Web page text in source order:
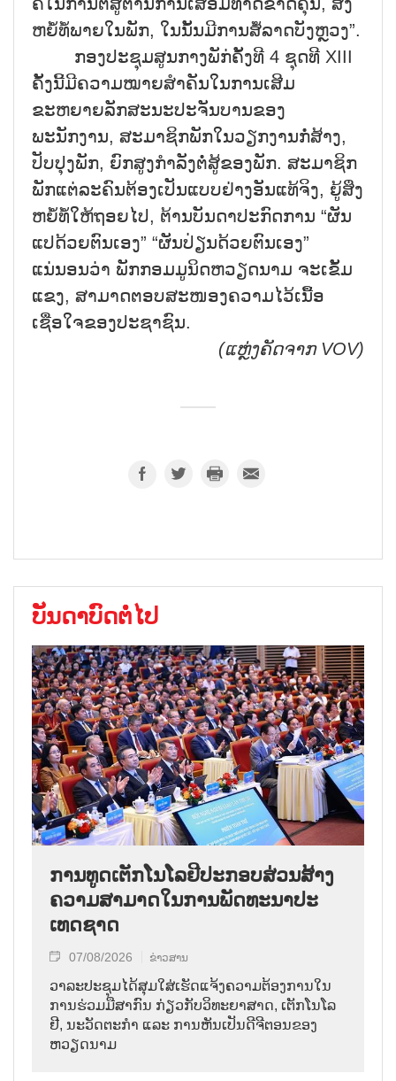
ຄືໃນການຕໍ່ສູ້ຕ້ານການເສື່ອມທາດຂາດຄຸນ, ສິ່ງ
ຫຍໍ້ທໍ້ພາຍໃນພັກ, ໃນນັ້ນມີການສໍ້ລາດບັງຫຼວງ”.
ກອງປະຊຸມສູນກາງພັກ່ຄັ້ງທີ 4 ຊຸດທີ XIII
ຄັ້ງນີ້ມີຄວາມໝາຍສຳຄັນໃນການເສີມ
ຂະຫຍາຍລັກສະນະປະຈັນບານຂອງ
ພະນັກງານ, ສະມາຊິກພັກໃນວຽກງານກໍ່ສ້າງ,
ປັບປຸງພັກ, ຍົກສູງກຳລັງຕໍ່ສູ້ຂອງພັກ. ສະມາຊິກ
ພັກແຕ່ລະຄົນຕ້ອງເປັນແບບຢ່າງອັນແທ້ຈິງ, ຍູ້ສິ່ງ
ຫຍໍ້ທໍ້ໃຫ້ຖອຍໄປ, ຕ້ານບັນດາປະກົດການ “ຜັນ
ແປດ້ວຍຕົນເອງ” “ຜັນປ່ຽນດ້ວຍຕົນເອງ”
ແນ່ນອນວ່າ ພັກກອມມູນິດຫວຽດນາມ ຈະເຂັ້ມ
ແຂງ, ສາມາດຕອບສະໜອງຄວາມໄວ້ເນື້ອ
ເຊື່ອໃຈຂອງປະຊາຊົນ.
(ແຫຼ່ງຄັດຈາກ VOV)
ບັນດາບົດຕໍ່ໄປ
ການ​ທູດ​ເຕັກ​ໂນ​ໂລ​ຢີ​ປະ​ກອບ​ສ່ວນ​ສ້າງ​
ຄວາມ​ສາ​ມາດ​ໃນ​ການ​ພັດ​ທະ​ນາ​ປະ​
ເທດ​ຊາດ
07/08/2026 ຂ່າວສານ
ວາ​ລະ​ປະ​ຊຸມ​ໄດ້​ສຸມ​ໃສ່​ເຮັດ​ແຈ້ງ​ຄວາມ​ຕ້ອງ​ການ​ໃນ​
ການ​ຮ່ວມ​ມື​ສາ​ກົນ ກ່ຽວ​ກັບ​ວິ​ທະ​ຍາ​ສາດ, ເຕັກ​ໂນ​ໂລ​
ຢີ, ນະ​ວັດ​ຕະ​ກຳ ແລະ ການ​ຫັນ​ເປັນ​ດີ​ຈີ​ຕອນ​ຂອງ
ຫວຽດ​ນາມ